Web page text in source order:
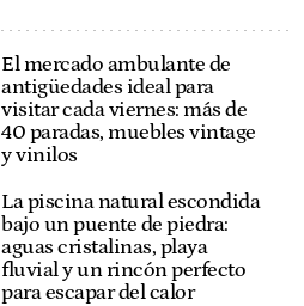
El mercado ambulante de
antigüedades ideal para
visitar cada viernes: más de
40 paradas, muebles vintage
y vinilos
La piscina natural escondida
bajo un puente de piedra:
aguas cristalinas, playa
fluvial y un rincón perfecto
para escapar del calor